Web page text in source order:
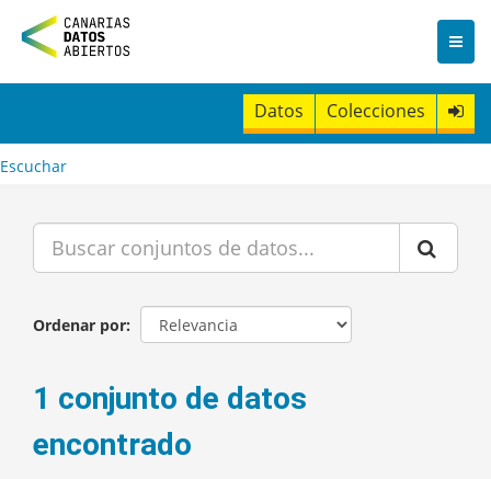
n
t
Datos Colecciones
Escuchar
Ordenar por
1 conjunto de datos
encontrado